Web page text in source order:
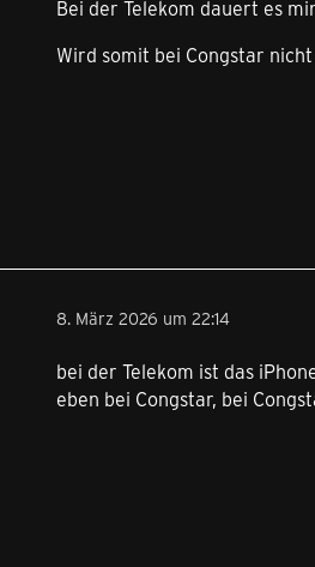
Bei der Telekom dauert es
Wird somit bei Congstar
8. März 2026 um 22:14
bei der Telekom ist das
eben bei Congstar, bei